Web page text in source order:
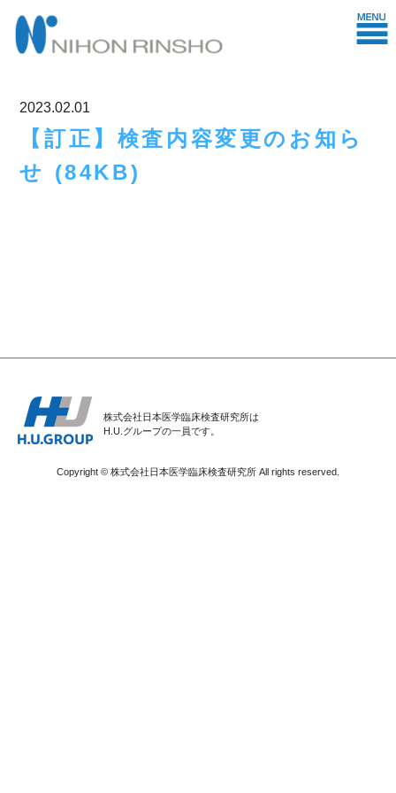
2023.02.01
【訂正】検査内容変更のお知ら
せ (84KB)
株式会社日本医学臨床検査研究所は
H.U.グループの一員です。
Copyright © 株式会社日本医学臨床検査研究所 All rights reserved.